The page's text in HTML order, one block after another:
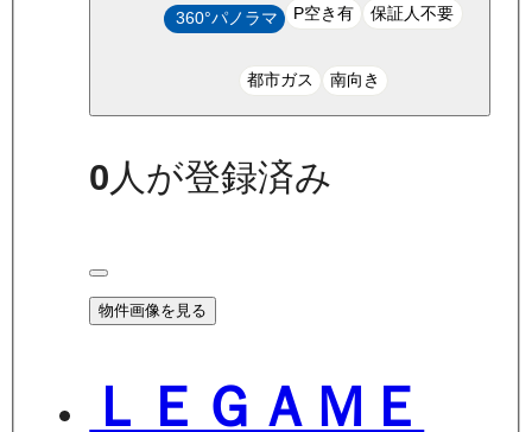
360°パノラマ P空き有 保証人不要
都市ガス 南向き
0 人が登録済み
物件画像を見る
ＬＥＧＡＭＥ